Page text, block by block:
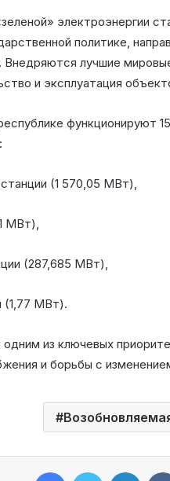
электроэнергии
политике,
лучшие
и эксплуатация
функционируют
(1 570,05 МВт),
МВт),
(287,685 МВт),
(1,77 МВт).
из ключевых
и борьбы с